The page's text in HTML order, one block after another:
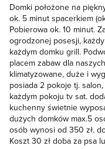
Domki położone na
ok. 5 minut spacerkiem
Pobierowa ok. 10 minut.
ogrodzonej posesji,
każdym domku grill.
placem zabaw dla
klimatyzowane, duże i
posiada 2 pokoje tj.
każdym pokoju tv sat.
kuchenny świetnie
dużych domków max.5
osób wynosi od 350 zł.
Koszt 30 zł doba za psa